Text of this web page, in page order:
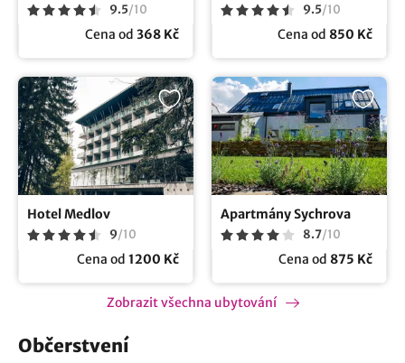
9.5/10
Cena od 368 Kč
9.5/10
Cena od 850 Kč
Hotel Medlov
9/10
Cena od 1200 Kč
Apartmány Sychrova
8.7/10
Cena od 875 Kč
Zobrazit všechna ubytování
Občerstvení